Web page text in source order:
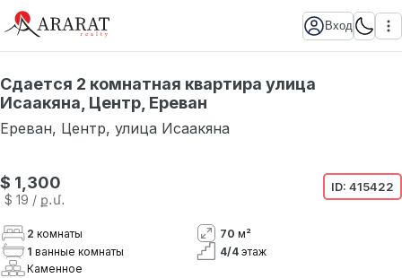
Вход
Сдается 2 комнатная квартира улица
Исаакяна, Центр, Ереван
Ереван, Центр, улица Исаакяна
$ 1,300
$ 19 / ք․մ․
ID: 415422
2 комнаты 70 м²
1 ванные комнаты 4/4 этаж
Каменное